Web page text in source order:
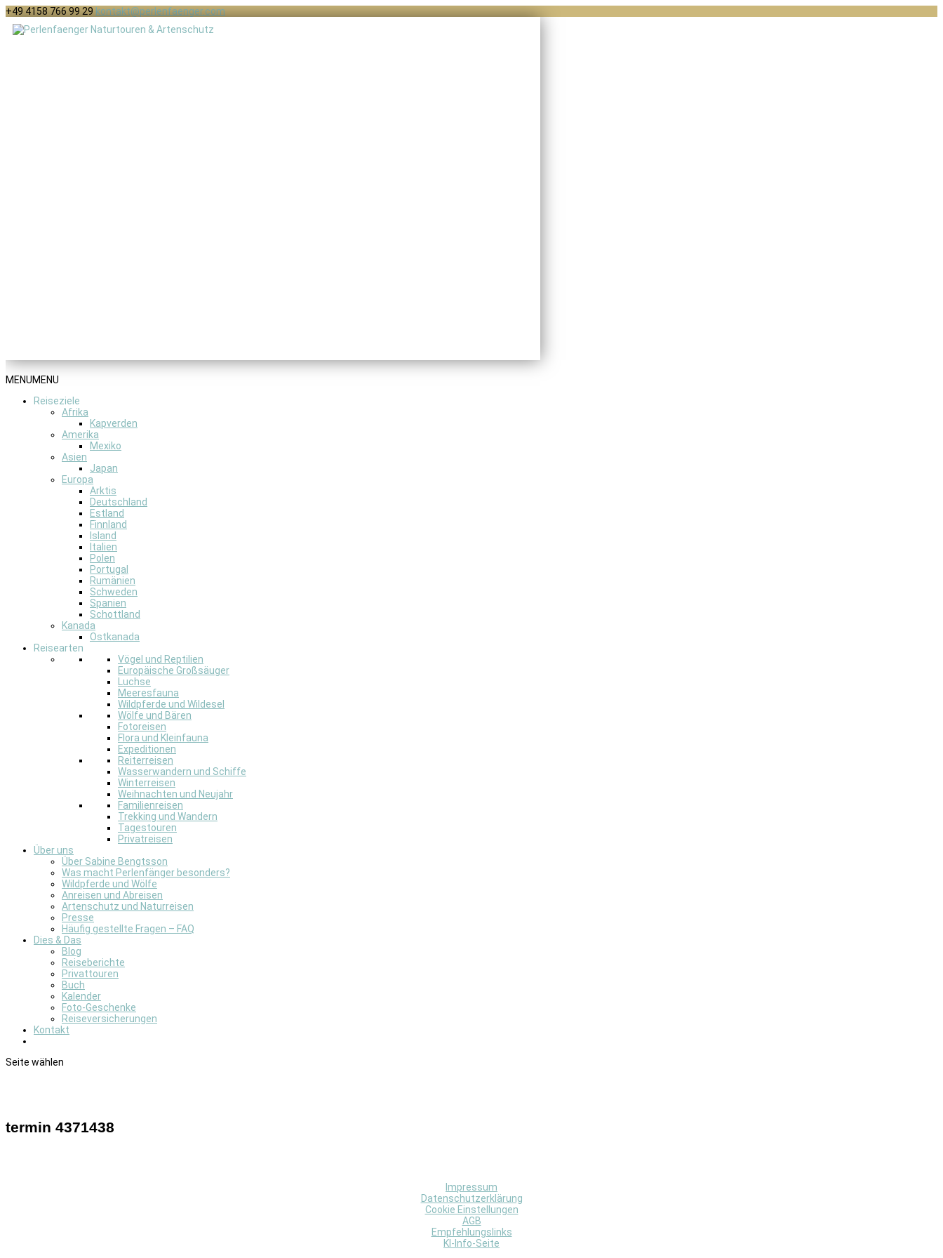
+49 4158 766 99 29 kontakt@perlenfaenger.com
MENUMENU
Reiseziele
Afrika
Kapverden
Amerika
Mexiko
Asien
Japan
Europa
Arktis
Deutschland
Estland
Finnland
Island
Italien
Polen
Portugal
Rumänien
Schweden
Spanien
Schottland
Kanada
Ostkanada
Reisearten
Vögel und Reptilien
Europäische Großsäuger
Luchse
Meeresfauna
Wildpferde und Wildesel
Wölfe und Bären
Fotoreisen
Flora und Kleinfauna
Expeditionen
Reiterreisen
Wasserwandern und Schiffe
Winterreisen
Weihnachten und Neujahr
Familienreisen
Trekking und Wandern
Tagestouren
Privatreisen
Über uns
Über Sabine Bengtsson
Was macht Perlenfänger besonders?
Wildpferde und Wölfe
Anreisen und Abreisen
Artenschutz und Naturreisen
Presse
Häufig gestellte Fragen – FAQ
Dies & Das
Blog
Reiseberichte
Privattouren
Buch
Kalender
Foto-Geschenke
Reiseversicherungen
Kontakt
Seite wählen
termin 4371438
Impressum
Datenschutzerklärung
Cookie Einstellungen
AGB
Empfehlungslinks
KI-Info-Seite